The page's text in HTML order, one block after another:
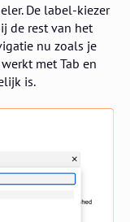
De label-kiezer
de rest van het
nu zoals je
met Tab en
is.